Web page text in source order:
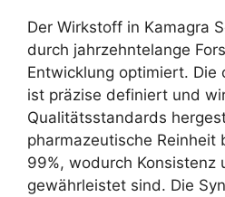
Der Wirkstoff in Kamagra
durch jahrzehntelange
Entwicklung optimiert. Die
ist präzise definiert und
Qualitätsstandards
pharmazeutische Reinheit
99%, wodurch Konsistenz
gewährleistet sind. Die